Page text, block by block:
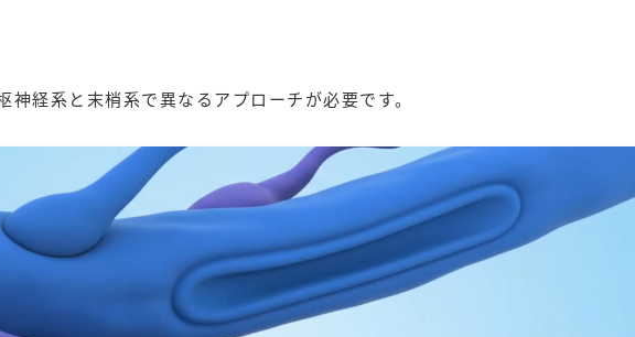
神経系と末梢系で異なるアプローチが必要です。